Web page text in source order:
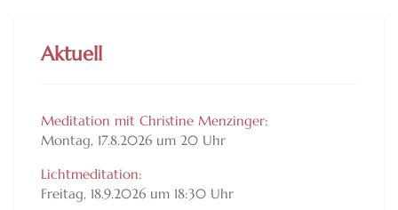
Aktuell
Meditation mit Christine Menzinger:
Montag, 17.8.2026 um 20 Uhr
Lichtmeditation:
Freitag, 18.9.2026 um 18:30 Uhr